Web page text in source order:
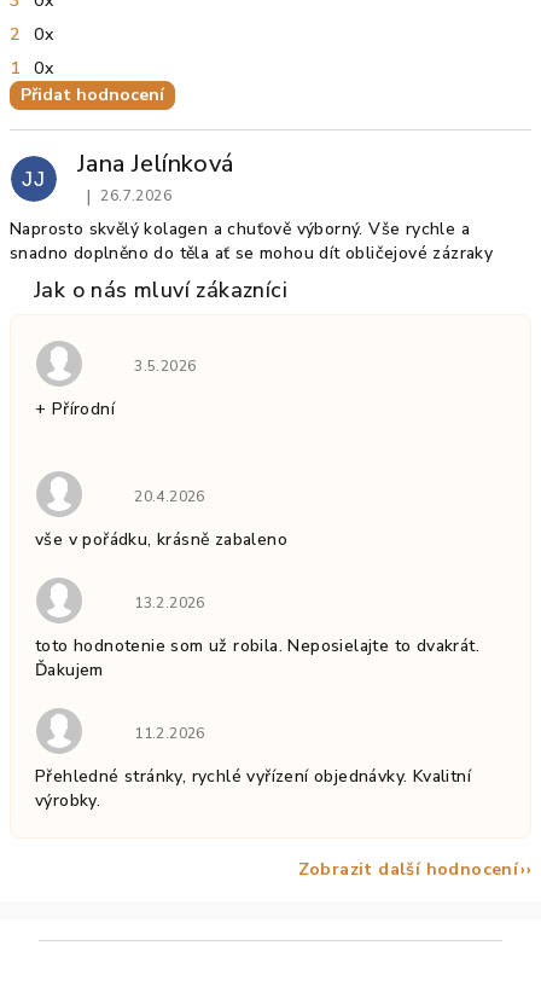
2
0x
1
0x
Přidat hodnocení
V
ý
p
s
h
d
JJ Jana Jelínková
Hodnocení produktu je 5 z 5 hvězdiček.
| 26.7.2026
Naprosto skvělý kolagen a chuťově výborný. Vše rychle a
snadno doplněno do těla ať se mohou dít obličejové zázraky
Hodnocení obchodu je 5 z 5 hvězdiček.
3.5.2026
+ Přírodní
Hodnocení obchodu je 5 z 5 hvězdiček.
20.4.2026
vše v pořádku, krásně zabaleno
Hodnocení obchodu je 5 z 5 hvězdiček.
13.2.2026
toto hodnotenie som už robila. Neposielajte to dvakrát.
Ďakujem
Hodnocení obchodu je 5 z 5 hvězdiček.
11.2.2026
Přehledné stránky, rychlé vyřízení objednávky. Kvalitní
výrobky.
Zobrazit další hodnocení